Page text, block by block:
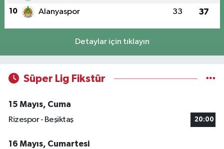
10 Alanyaspor 33 37
Detaylar için tıklayın
Süper Lig Fikstür
15 Mayıs, Cuma
Rizespor - Beşiktaş
20:00
16 Mayıs, Cumartesi